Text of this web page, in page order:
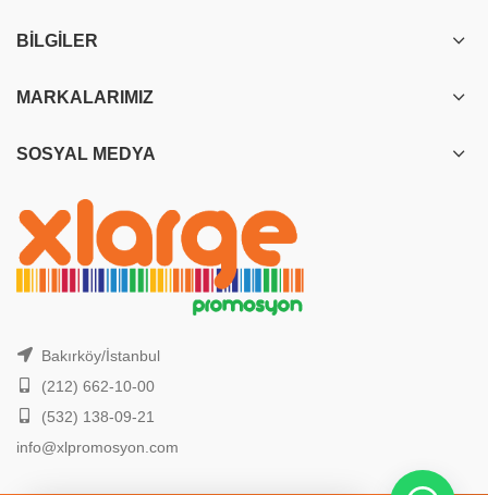
BILGILER
MARKALARIMIZ
SOSYAL MEDYA
Bakırköy/İstanbul
(212) 662-10-00
(532) 138-09-21
info@xlpromosyon.com